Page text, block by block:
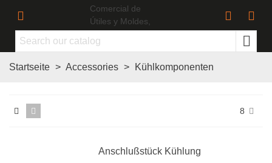
Startseite > Accessories > Kühlkomponenten
8
Anschlußstück Kühlung